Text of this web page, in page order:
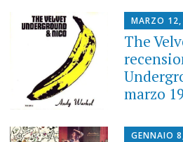
MARZO
The
marzo
GENNAIO